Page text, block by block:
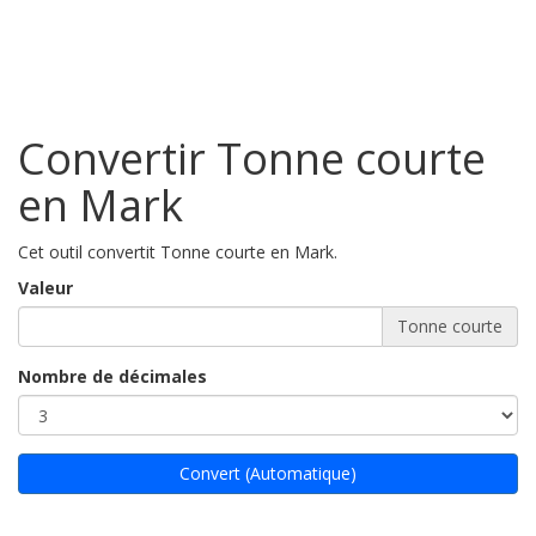
Convertir Tonne courte
en Mark
Cet outil convertit Tonne courte en Mark.
Valeur
Tonne courte
Nombre de décimales
Convert (Automatique)